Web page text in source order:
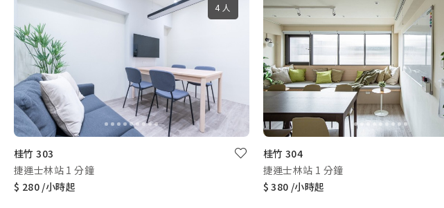
4 人
桂竹 303
捷運士林站 1 分鐘
$ 280 /小時起
桂竹 304
捷運士林站 1 分鐘
$ 380 /小時起